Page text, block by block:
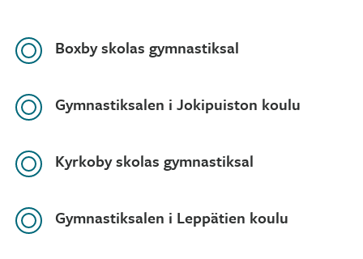
Boxby skolas gymnastiksal
Gymnastiksalen i Jokipuiston koulu
Kyrkoby skolas gymnastiksal
Gymnastiksalen i Leppätien koulu